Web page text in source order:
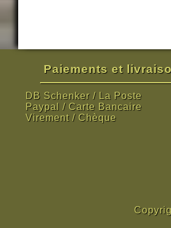
Paiements et
DB Schenker / La Poste
Paypal / Carte Bancaire
Virement / Chèque